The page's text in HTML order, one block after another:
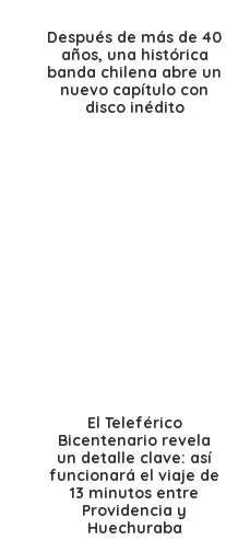
Después de más de 40
años, una histórica
banda chilena abre un
nuevo capítulo con
disco inédito
El Teleférico
Bicentenario revela
un detalle clave: así
funcionará el viaje de
13 minutos entre
Providencia y
Huechuraba